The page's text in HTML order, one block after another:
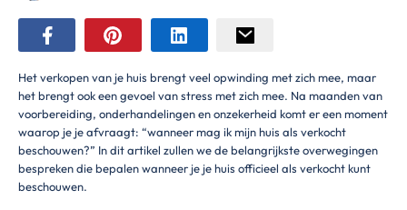
Het verkopen van je huis brengt veel opwinding met zich mee, maar
het brengt ook een gevoel van stress met zich mee. Na maanden van
voorbereiding, onderhandelingen en onzekerheid komt er een moment
waarop je je afvraagt: “wanneer mag ik mijn huis als verkocht
beschouwen?” In dit artikel zullen we de belangrijkste overwegingen
bespreken die bepalen wanneer je je huis officieel als verkocht kunt
beschouwen.